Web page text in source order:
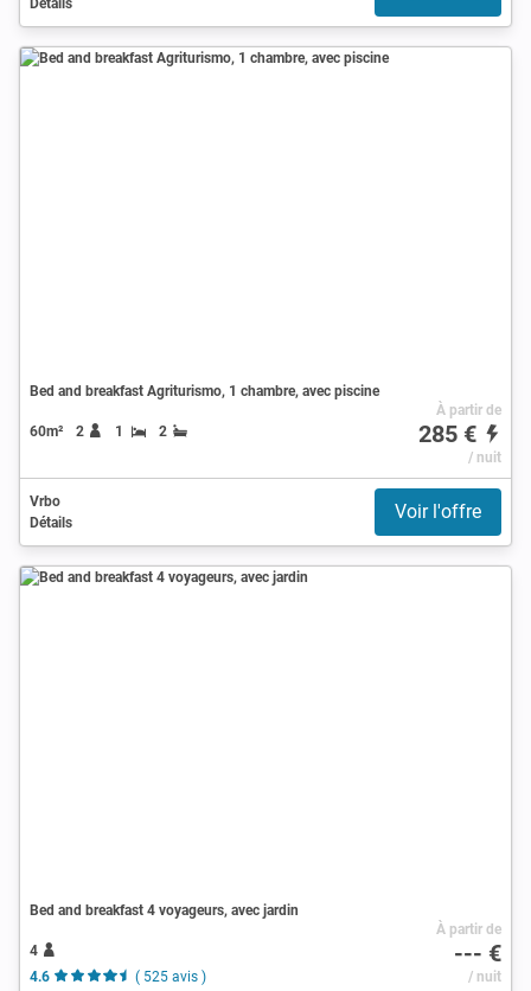
Détails
Bed and breakfast Agriturismo, 1 chambre, avec piscine
60m² 2 1 2
À partir de
285 €
/ nuit
Vrbo
Détails
Voir l'offre
Bed and breakfast 4 voyageurs, avec jardin
4
4.6
( 525 avis )
À partir de
--- €
/ nuit